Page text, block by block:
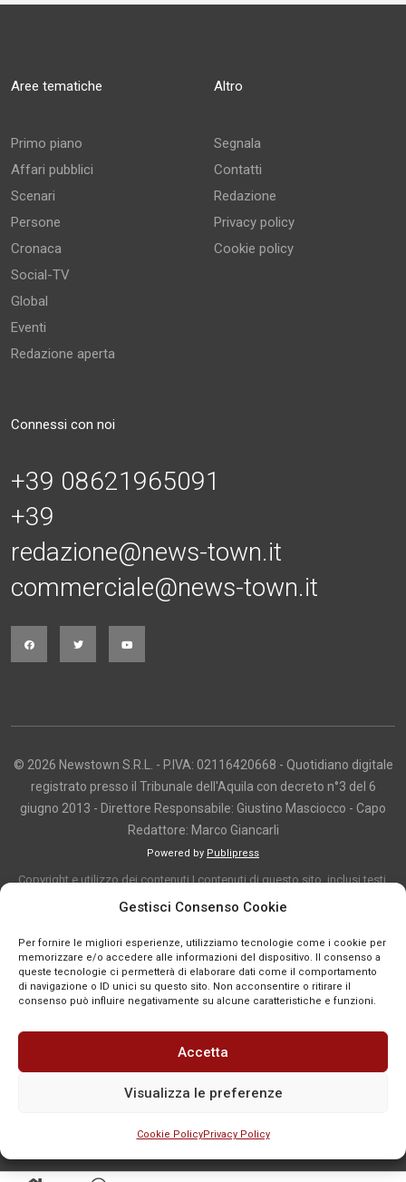
Gestisci Consenso Cookie
Per fornire le migliori esperienze, utilizziamo tecnologie come i cookie per
memorizzare e/o accedere alle informazioni del dispositivo. Il consenso a
queste tecnologie ci permetterà di elaborare dati come il comportamento
di navigazione o ID unici su questo sito. Non acconsentire o ritirare il
consenso può influire negativamente su alcune caratteristiche e funzioni.
Accetta
Visualizza le preferenze
Cookie PolicyPrivacy Policy
Aree tematiche
Primo piano
Affari pubblici
Scenari
Persone
Cronaca
Social-TV
Global
Eventi
Redazione aperta
Altro
Segnala
Contatti
Redazione
Privacy policy
Cookie policy
Connessi con noi
+39 08621965091
+39
redazione@news-town.it
commerciale@news-town.it
© 2026 Newstown S.R.L. - P.IVA: 02116420668 - Quotidiano digitale
registrato presso il Tribunale dell'Aquila con decreto n°3 del 6
giugno 2013 - Direttore Responsabile: Giustino Masciocco - Capo
Redattore: Marco Giancarli
Powered by Publipress
Copyright e utilizzo dei contenuti I contenuti di questo sito, inclusi testi,
articoli, immagini, fotografie, video e grafica, sono protetti da copyright e
indicazione. La riproduzione totale o parziale dei contenuti è consentita
solo previa autorizzazione o citando chiaramente la fonte, con link diretto
alla pagina originale, quando previsto. I contenuti provenienti da terze
parti sono pubblicati a fini informativi e restano di proprietà dei legittimi
titolari dei diritti. Se un contenuto viola diritti d’autore o norme vigenti, è
possibile segnalarlo per la verifica e l’eventuale rimozione tramite
comunicazione mail all'indirizzo redazione@news-town.it